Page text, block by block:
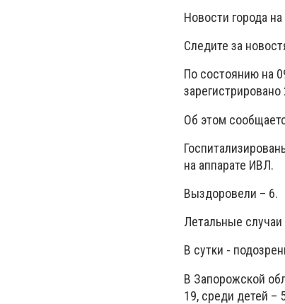
Новости города
Следите за
По состоянию на
Об этом
на аппарате ИВЛ.
Выздоровели – 6.
Летальные случаи
В сутки -
В Запорожской
19, среди детей –